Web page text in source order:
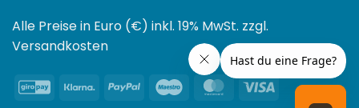
Alle Preise in Euro (€) inkl. 19% MwSt. zzgl.
Versandkosten
GiroPayKlarna PayPal Maestro MasterCard
Visa